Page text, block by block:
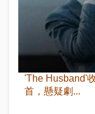
'The Husband'
首，懸疑劇...